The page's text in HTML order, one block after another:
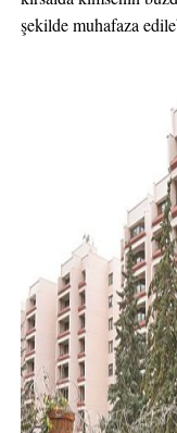
şekilde muhafaza